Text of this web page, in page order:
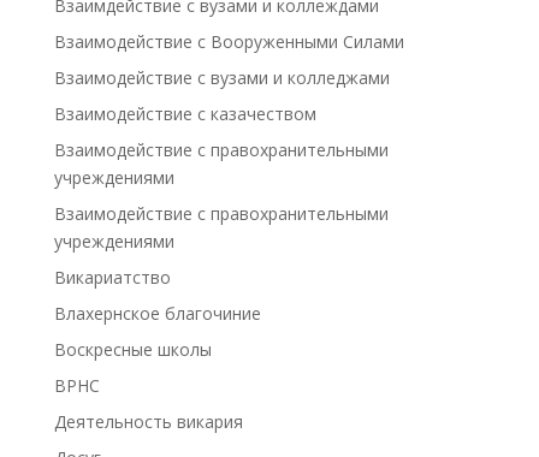
Взаимдействие с вузами и коллеждами
Взаимодействие с Вооруженными Силами
Взаимодействие с вузами и колледжами
Взаимодействие с казачеством
Взаимодействие с правохранительными
учреждениями
Взаимодействие с правохранительными
учреждениями
Викариатство
Влахернское благочиние
Воскресные школы
ВРНС
Деятельность викария